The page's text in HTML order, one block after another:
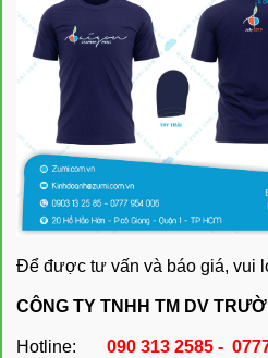
Để được tư vấn và báo giá, vui
CÔNG TY TNHH TM DV
Hotline: 090 313 2585 -